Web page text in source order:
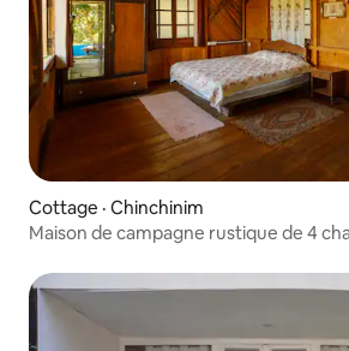
Cottage · Chinchinim
Maison de campagne rustique de 4